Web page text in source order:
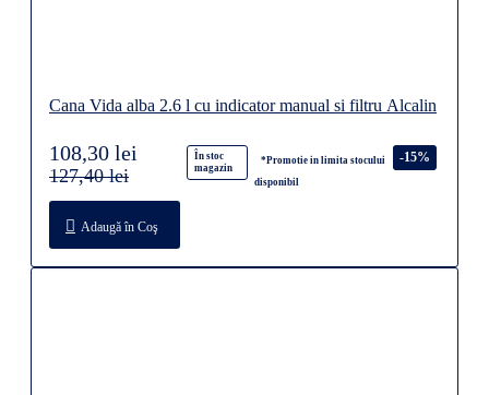
Cana Vida alba 2.6 l cu indicator manual si filtru Alcalin
În stoc
magazin
*Promotie in limita stocului
disponibil
-15%
108,30 lei
127,40 lei
Adaugă în Coş